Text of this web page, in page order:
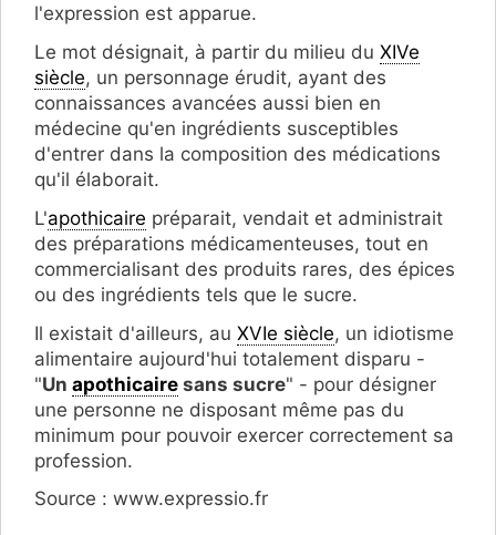
l'expression est apparue.
Le mot désignait, à partir du milieu du XIVe
siècle, un personnage érudit, ayant des
connaissances avancées aussi bien en
médecine qu'en ingrédients susceptibles
d'entrer dans la composition des médications
qu'il élaborait.
L'apothicaire préparait, vendait et administrait
des préparations médicamenteuses, tout en
commercialisant des produits rares, des épices
ou des ingrédients tels que le sucre.
Il existait d'ailleurs, au XVIe siècle, un idiotisme
alimentaire aujourd'hui totalement disparu -
"Un apothicaire sans sucre" - pour désigner
une personne ne disposant même pas du
minimum pour pouvoir exercer correctement sa
profession.
Source : www.expressio.fr